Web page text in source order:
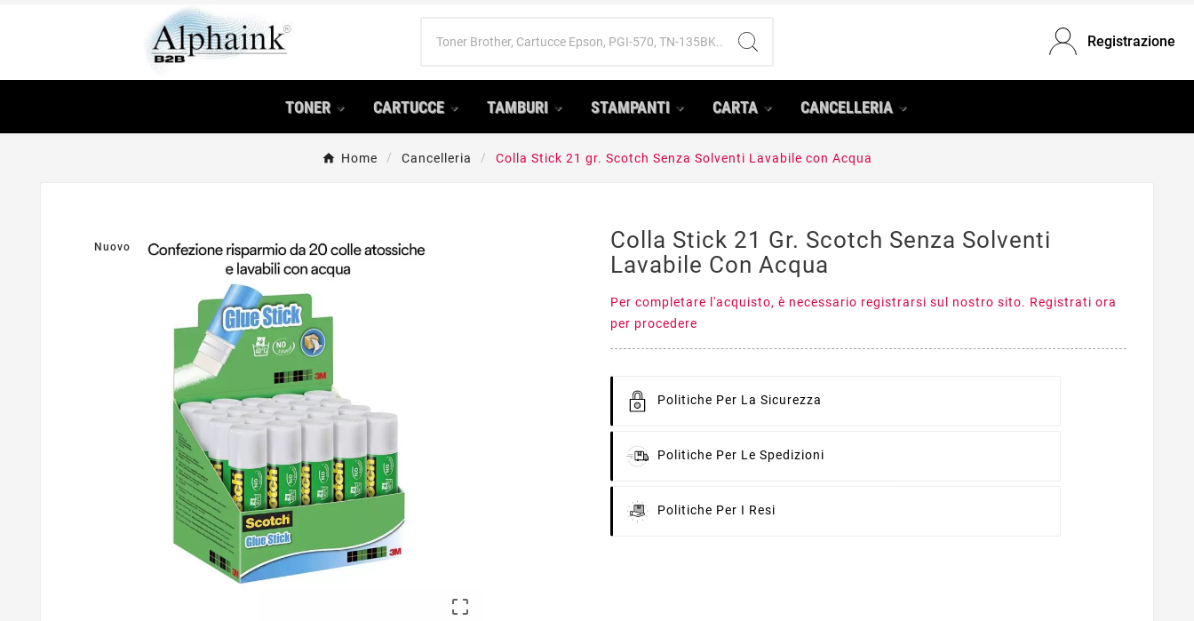
Registrazione
TONER CARTUCCE TAMBURI STAMPANTI CARTA CANCELLERIA
Home Cancelleria Colla Stick 21 gr. Scotch Senza Solventi Lavabile con Acqua
Nuovo

Colla Stick 21 Gr. Scotch Senza Solventi
Lavabile Con Acqua
Per completare l'acquisto, è necessario registrarsi sul nostro sito. Registrati ora
per procedere
Politiche Per La Sicurezza
Politiche Per Le Spedizioni
Politiche Per I Resi